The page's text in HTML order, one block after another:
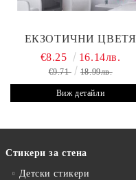
ЕКЗОТИЧНИ ЦВЕТЯ
€8.25 16.14лв.
€9.71 18.99лв.
Виж детайли
Стикери за стена
Детски стикери